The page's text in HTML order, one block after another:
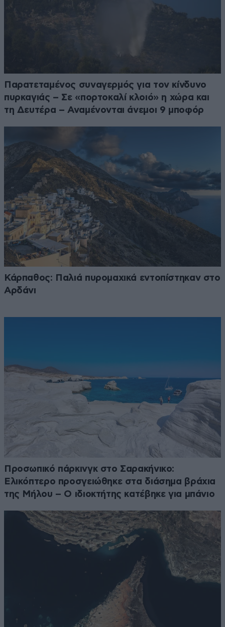
Παρατεταμένος συναγερμός για τον κίνδυνο
πυρκαγιάς – Σε «πορτοκαλί κλοιό» η χώρα και
τη Δευτέρα – Αναμένονται άνεμοι 9 μποφόρ
Κάρπαθος: Παλιά πυρομαχικά εντοπίστηκαν στο
Αρδάνι
Προσωπικό πάρκινγκ στο Σαρακήνικο:
Ελικόπτερο προσγειώθηκε στα διάσημα βράχια
της Μήλου – Ο ιδιοκτήτης κατέβηκε για μπάνιο